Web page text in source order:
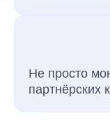
Не просто
партнёрских